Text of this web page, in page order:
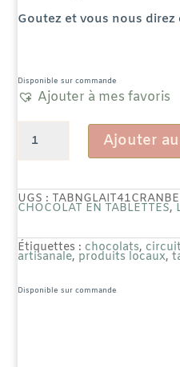
Goutez et vous nous direz
Disponible sur commande
Ajouter à mes favoris
quantité
de
Tablette
Lait
41%
Ajouter
UGS :
CHOCOLAT EN TABLETTES,
Étiquettes : chocolats,
artisanale, produits locaux,
Disponible sur commande